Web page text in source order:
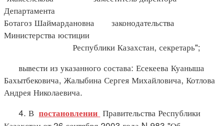
Департамента
Ботагоз Шаймардановна законодательства
Министерства юстиции
Республики Казахстан, секретарь";
вывести из указанного состава: Есекеева Куаныша
Бахытбековича, Жалыбина Сергея Михайловича, Котлова
Андрея Николаевича.
4. В постановлении Правительства Республики